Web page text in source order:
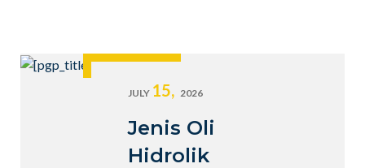
JULY 15, 2026
Jenis Oli
Hidrolik